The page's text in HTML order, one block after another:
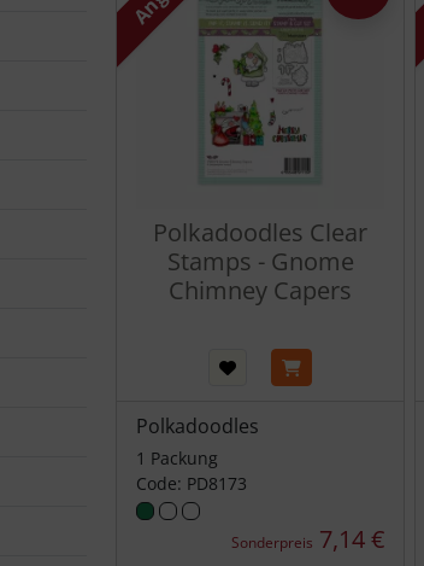
Polkadoodles Clear
Stamps - Gnome
Chimney Capers
Polkadoodles
1 Packung
Code: PD8173
Sonderpreis 7,14 €